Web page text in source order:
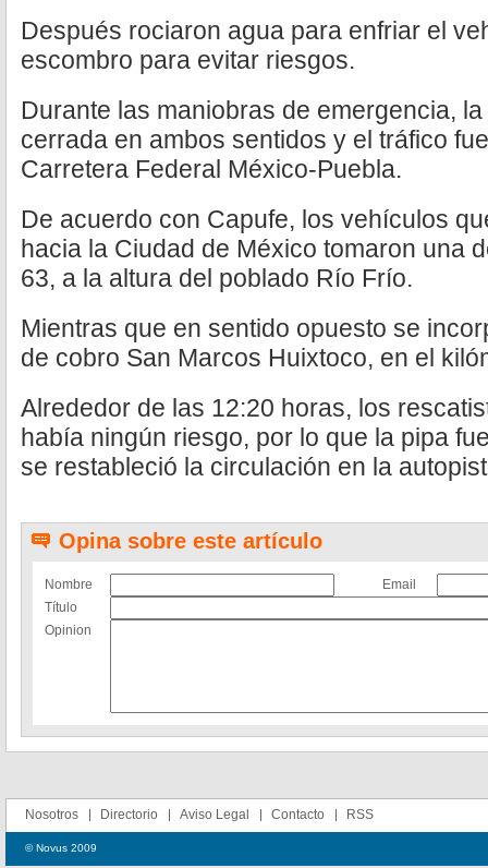
Después rociaron agua para enfriar el
escombro para evitar riesgos.
Durante las maniobras de emergencia,
cerrada en ambos sentidos y el tráfico
Carretera Federal México-Puebla.
De acuerdo con Capufe, los vehículos
hacia la Ciudad de México tomaron una
63, a la altura del poblado Río Frío.
Mientras que en sentido opuesto se
de cobro San Marcos Huixtoco, en el
Alrededor de las 12:20 horas, los
había ningún riesgo, por lo que la pipa
se restableció la circulación en la
Opina sobre este artículo
Nombre
Email
Título
Opinion
Nosotros Directorio Aviso Legal Contacto RSS
© Novus 2009